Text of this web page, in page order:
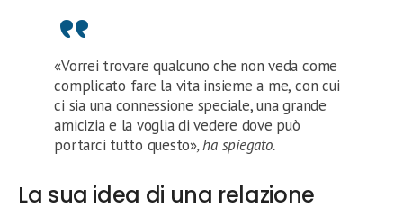
«Vorrei trovare qualcuno che non veda come
complicato fare la vita insieme a me, con cui
ci sia una connessione speciale, una grande
amicizia e la voglia di vedere dove può
portarci tutto questo», ha spiegato.
La sua idea di una relazione